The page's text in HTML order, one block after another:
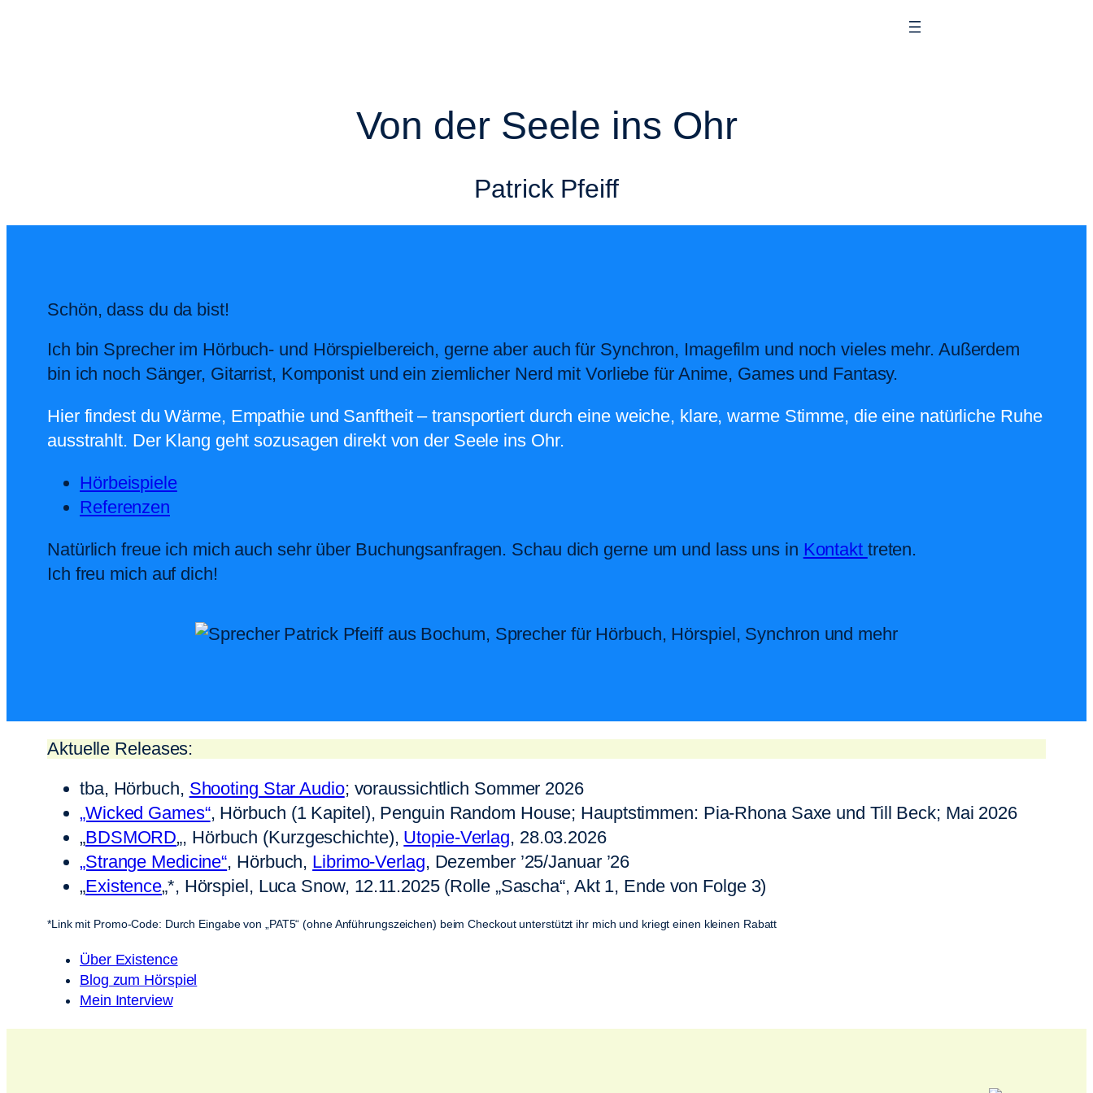
Von der Seele ins Ohr
Patrick Pfeiff
Schön, dass du da bist!
Ich bin Sprecher im Hörbuch- und Hörspielbereich, gerne aber auch für Synchron, Imagefilm und noch vieles mehr. Außerdem
bin ich noch Sänger, Gitarrist, Komponist und ein ziemlicher Nerd mit Vorliebe für Anime, Games und Fantasy.
Hier findest du Wärme, Empathie und Sanftheit – transportiert durch eine weiche, klare, warme Stimme, die eine natürliche Ruhe
ausstrahlt. Der Klang geht sozusagen direkt von der Seele ins Ohr.
Hörbeispiele
Referenzen
Natürlich freue ich mich auch sehr über Buchungsanfragen. Schau dich gerne um und lass uns in Kontakt treten.
Ich freu mich auf dich!
Aktuelle Releases:
tba, Hörbuch, Shooting Star Audio; voraussichtlich Sommer 2026
„Wicked Games“, Hörbuch (1 Kapitel), Penguin Random House; Hauptstimmen: Pia-Rhona Saxe und Till Beck; Mai 2026
„BDSMORD„, Hörbuch (Kurzgeschichte), Utopie-Verlag, 28.03.2026
„Strange Medicine“, Hörbuch, Librimo-Verlag, Dezember ’25/Januar ’26
„Existence„*, Hörspiel, Luca Snow, 12.11.2025 (Rolle „Sascha“, Akt 1, Ende von Folge 3)
*Link mit Promo-Code: Durch Eingabe von „PAT5“ (ohne Anführungszeichen) beim Checkout unterstützt ihr mich und kriegt einen kleinen Rabatt
Über Existence
Blog zum Hörspiel
Mein Interview